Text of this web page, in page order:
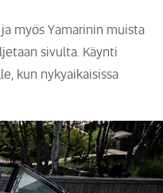
myös Yamarinin muista
sivulta. Käynti
kun nykyaikaisissa